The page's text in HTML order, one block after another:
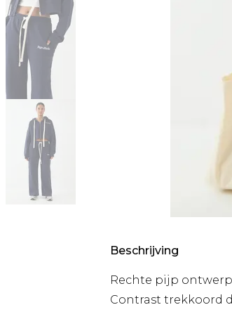
Beschrijving
Rechte pijp
Contrast trekkoord